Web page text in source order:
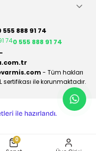
888 91 74
740 555 888 91 74
- Tüm hakları
sertifikası ile korunmaktadır.
0
e-